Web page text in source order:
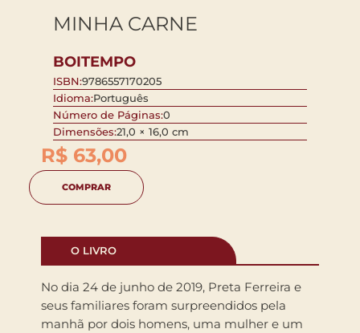
MINHA CARNE
BOITEMPO
ISBN:9786557170205
Idioma:Português
Número de Páginas:0
Dimensões:21,0 × 16,0 cm
R$ 63,00
COMPRAR
O LIVRO
No dia 24 de junho de 2019, Preta Ferreira e
seus familiares foram surpreendidos pela
manhã por dois homens, uma mulher e um